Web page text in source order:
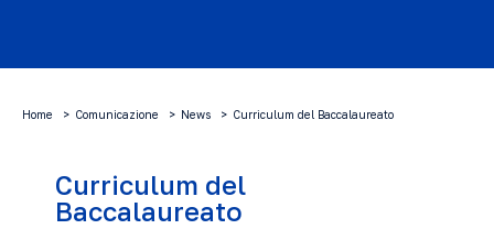
Home Comunicazione News Curriculum del Baccalaureato
Curriculum del
Baccalaureato